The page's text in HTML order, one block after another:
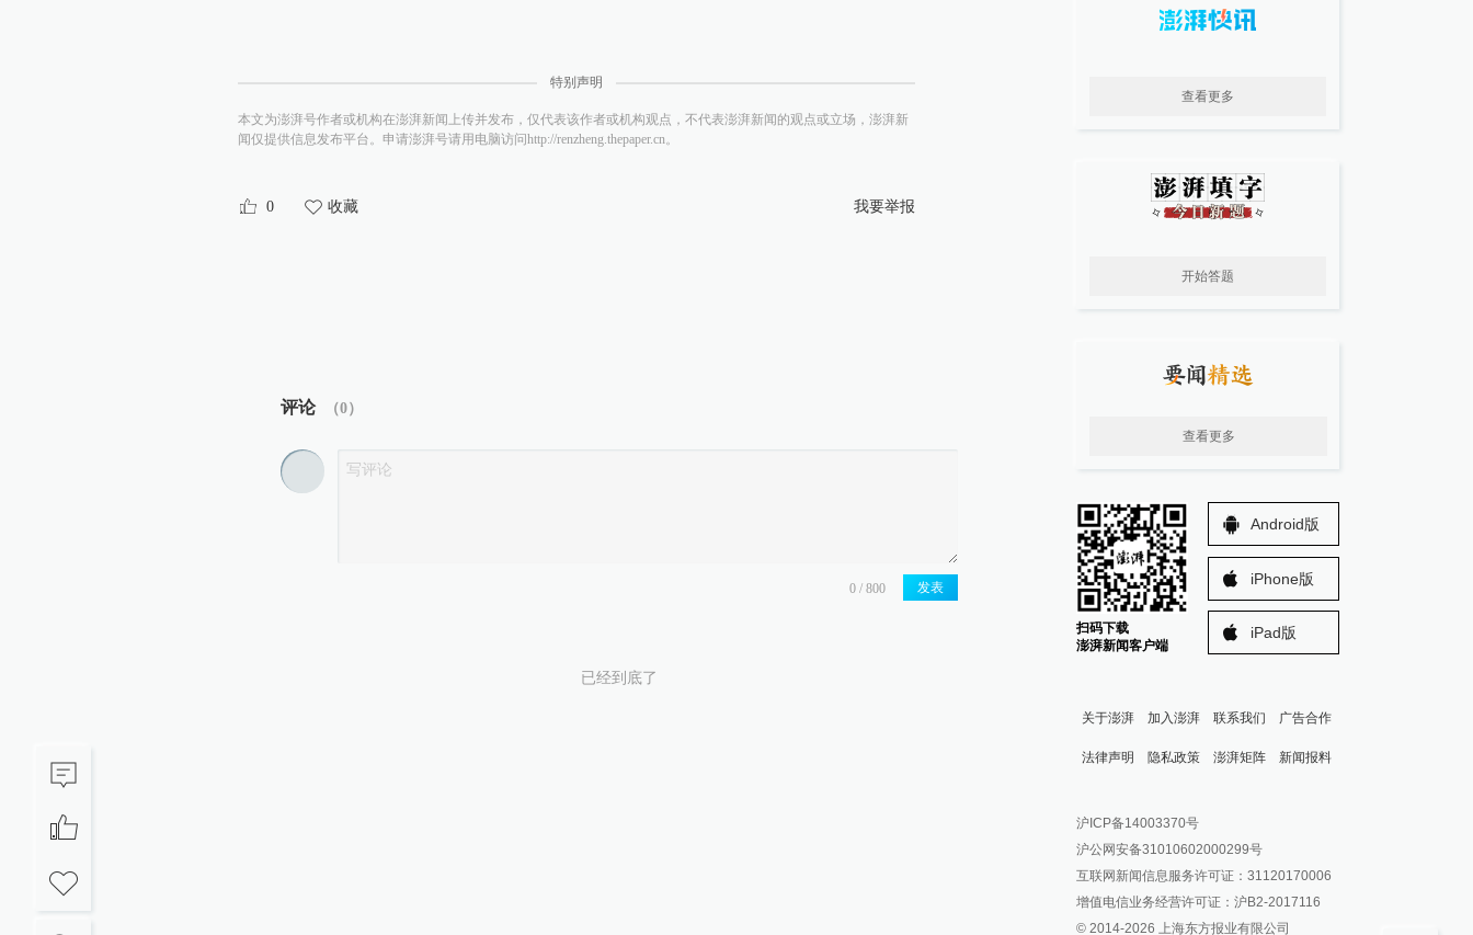
特别声明
本文为澎湃号作者或机构在澎湃新闻上传并发布，仅代表该作者或机构观点，不代表澎湃新闻的观点或立场，澎湃新
闻仅提供信息发布平台。申请澎湃号请用电脑访问http://renzheng.thepaper.cn。
0 收藏 我要举报
评论 （0）
发表
已经到底了
查看更多
开始答题
查看更多
扫码下载
澎湃新闻客户端
Android版
iPhone版
iPad版
关于澎湃 加入澎湃 联系我们 广告合作
法律声明 隐私政策 澎湃矩阵
澎湃新闻公众号
澎湃新闻抖音号
派生万物开放平台
IP SHANGHAI
新闻报料
报料邮箱: news@thepaper.cn
沪ICP备14003370号
沪公网安备31010602000299号
互联网新闻信息服务许可证：31120170006
增值电信业务经营许可证：沪B2-2017116
© 2014-2026 上海东方报业有限公司